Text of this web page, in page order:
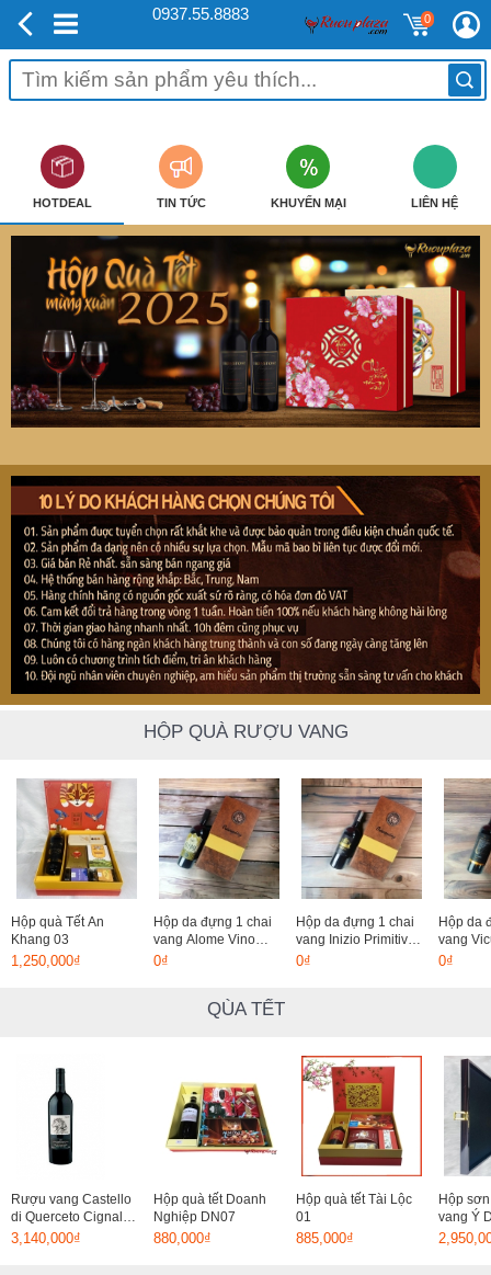
0937.55.8883 0
HOTDEAL TIN TỨC KHUYẾN MẠI LIÊN HỆ
HỘP QUÀ RƯỢU VANG
Hộp quà Tết An
Khang 03
1,250,000₫
Hộp da đựng 1 chai
vang Alome Vino
Rosso
0₫
Hộp da đựng 1 chai
vang Inizio Primitivo
Di Manduria
0₫
Hộp da
vang
Reserva
0₫
QÙA TẾT
Rượu vang Castello
di Querceto Cignale
1,5L 2009
3,140,000₫
Hộp quà tết Doanh
Nghiệp DN07
880,000₫
Hộp quà tết Tài Lộc
01
885,000₫
Hộp
vang Ý
Limited